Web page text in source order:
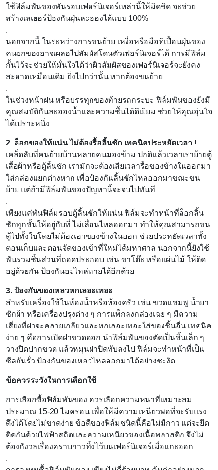
ใช้ฟิล์มพันของพันรอบเฟอร์นิเจอร์เหล่านี้ให้มิดชิด จะช่วย
สร้างเลเยอร์ป้องกันฝุ่นละอองได้แบบ 100%
.
นอกจากนี้ ในระหว่างการขนย้าย เหงื่อหรือมือที่เปื้อนฝุ่นของ
คนยกของอาจเผลอไปสัมผัสโดนตัวเฟอร์นิเจอร์ได้ การมีฟิล์ม
กั้นไว้จะช่วยให้มั่นใจได้ว่าผิวสัมผัสของเฟอร์นิเจอร์จะยังคง
สะอาดเหมือนเดิม ยิ่งไปกว่านั้น หากต้องขนย้าย
.
ในช่วงหน้าฝน หรือบรรทุกของท้ายรถกระบะ ฟิล์มพันของยังมี
คุณสมบัติกันละอองน้ำและความชื้นได้ดีเยี่ยม ช่วยให้คุณอุ่นใจ
ได้เปราะหนึ่ง
2. ล็อกของให้แน่น ไม่ต้องรื้อลิ้นชัก เทคนิคประหยัดเวลา !
เคล็ดลับที่คนย้ายบ้านหลายคนมองข้าม ปกติแล้วเวลาเราย้ายตู้
เสื้อผ้าหรือตู้ลิ้นชัก เรามักจะต้องเสียเวลารื้อของข้างในออกมา
ใส่กล่องแยกต่างหาก เพื่อป้องกันลิ้นชักไหลออกมาขณะขน
ย้าย แต่ถ้ามีฟิล์มพันของปัญหานี้จะจบไปทันที
.
เพียงแค่พันฟิล์มรอบตู้ลิ้นชักให้แน่น ฟิล์มจะทำหน้าที่ล็อกลิ้น
ชักทุกชั้นให้อยู่กับที่ ไม่เลื่อนไหลออกมา ทำให้คุณสามารถขน
ตู้ไปทั้งใบโดยไม่ต้องเอาของข้างในออก ช่วยประหยัดเวลาทั้ง
ตอนเก็บและตอนจัดของเข้าที่ใหม่ได้มหาศาล นอกจากนี้ยังใช้
พันรวมชิ้นส่วนที่ถอดประกอบ เช่น ขาโต๊ะ หรือแผ่นไม้ ให้ติด
อยู่ด้วยกัน ป้องกันอะไหล่หายได้อีกด้วย
3. ป้องกันของเหลวหกเลอะเทอะ
สำหรับเครื่องใช้ในห้องน้ำหรือห้องครัว เช่น ขวดแชมพู น้ำยา
ซักผ้า หรือเครื่องปรุงต่าง ๆ การแพ็กลงกล่องเฉย ๆ มีความ
เสี่ยงที่ฝาจะคลายเกลียวและหกเลอะเทอะใส่ของชิ้นอื่น เทคนิค
ง่าย ๆ คือการเปิดฝาขวดออก นำฟิล์มพันของตัดเป็นชิ้นเล็ก ๆ
วางปิดปากขวด แล้วหมุนฝาปิดทับลงไป ฟิล์มจะทำหน้าที่เป็น
ซีลกันรั่ว ป้องกันของเหลวไหลออกมาได้อย่างชะงัด
ข้อควรระวังในการเลือกใช้
การเลือกซื้อฟิล์มพันของ ควรเลือกความหนาที่เหมาะสม
ประมาณ 15-20 ไมครอน เพื่อให้มีความเหนียวพอที่จะรับแรง
ดึงได้โดยไม่ขาดง่าย ข้อดีของฟิล์มชนิดนี้คือไม่มีกาว แต่จะยึด
ติดกันด้วยไฟฟ้าสถิตและความเหนียวของเนื้อพลาสติก จึงไม่
ต้องกังวลเรื่องคราบกาวทิ้งไว้บนเฟอร์นิเจอร์เมื่อแกะออก
.